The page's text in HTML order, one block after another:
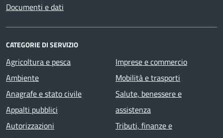
Documenti e dati
CATEGORIE DI SERVIZIO
Agricoltura e pesca
Ambiente
Anagrafe e stato civile
Appalti pubblici
Autorizzazioni
Imprese e commercio
Mobilità e trasporti
Salute, benessere e
assistenza
Tributi, finanze e